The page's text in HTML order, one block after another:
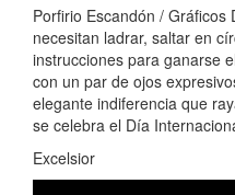
Porfirio Escandón / Gráficos
necesitan ladrar, saltar en
instrucciones para ganarse
con un par de ojos
elegante indiferencia que
se celebra el Día
Excelsior